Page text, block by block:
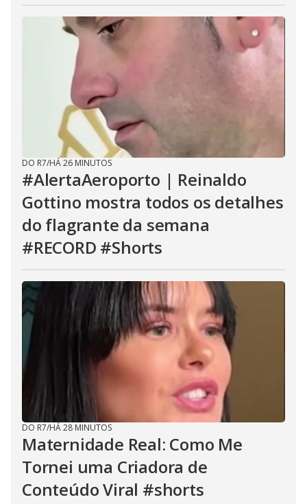
DO R7/HÁ 26 MINUTOS
#AlertaAeroporto | Reinaldo
Gottino mostra todos os detalhes
do flagrante da semana
#RECORD #Shorts
DO R7/HÁ 28 MINUTOS
Maternidade Real: Como Me
Tornei uma Criadora de
Conteúdo Viral #shorts